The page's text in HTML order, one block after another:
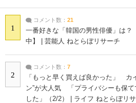
1
コメント数： 21
一番好きな「韓国の男性俳優」は？
中】 | 芸能人 ねとらぼリサーチ
2
コメント数： 7
「もっと早く買えば良かった」 カ
ン”が大人気 「プライバシーも保て
した」（2/2） | ライフ ねとらぼリ